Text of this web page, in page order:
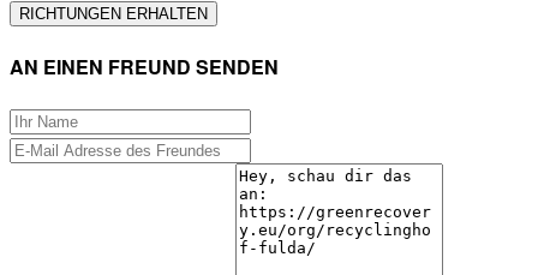
AN EINEN FREUND SENDEN